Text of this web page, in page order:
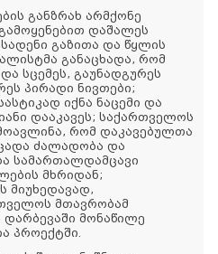
განზრახ არმქონე
დაშალეს
გაზითა და წყლის
განაცხადა, რომ
სცემეს, გაუნადგურეს
პირადი ნივთები;
იქნა ნაცემი და
დააკავეს; საქართველოს
რომ დაკავებულთა
ძალადობა და
სამართალდამცავი
მხრიდან;
მიუხედავად,
მთავრობამ
მონაწილე
პროექტში.